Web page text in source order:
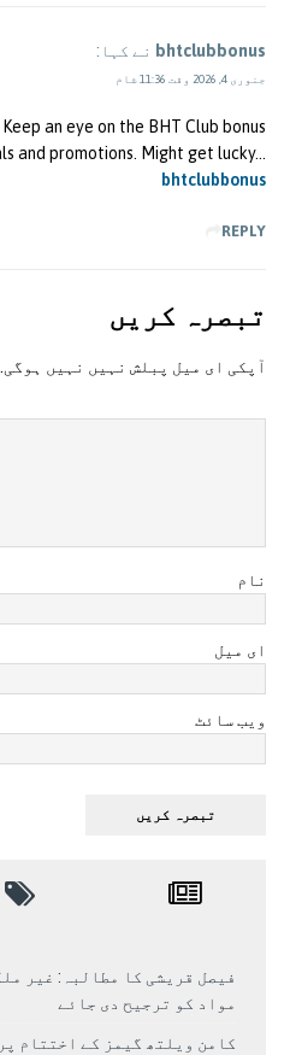
bhtclubbonus نے کہا:
جنوری 4, 2026 وقت 11:36 شام
an eye on the BHT Club bonus
and promotions. Might get lucky…
bhtclubbonus
REPLY
تبصرہ کريں
آپکی ای ميل پبلش نہيں نہيں ہوگی.
نام
ای میل
ویب سائٹ
فیصل قریشی کا مطالبہ: غیر
مواد کو ترجیح دی جائے
کامن ویلتھ گیمز کے اختتام پر